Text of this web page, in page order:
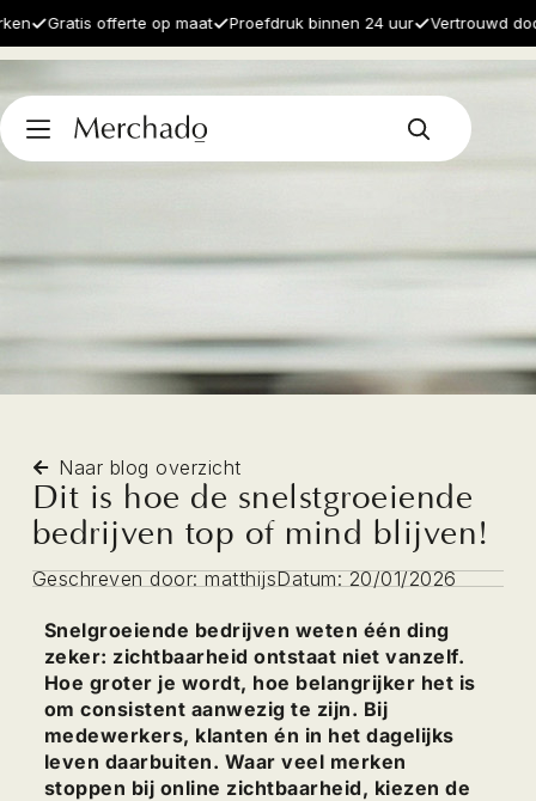
Gratis offerte op maat Proefdruk binnen 24 uur Vertrouwd door
Naar blog overzicht
Dit is hoe de snelstgroeiende
bedrijven top of mind blijven!
Geschreven door:matthijsDatum: 20/01/2026
Snelgroeiende bedrijven weten één ding
zeker: zichtbaarheid ontstaat niet vanzelf.
Hoe groter je wordt, hoe belangrijker het is
om consistent aanwezig te zijn. Bij
medewerkers, klanten én in het dagelijks
leven daarbuiten. Waar veel merken
stoppen bij online zichtbaarheid, kiezen de